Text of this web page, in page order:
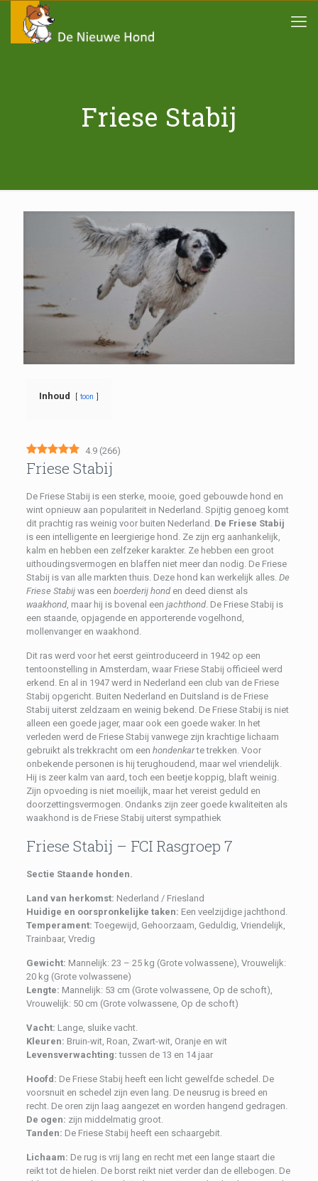
Friese Stabij
Inhoud toon
4.9 (266)
Friese Stabij
De Friese Stabij is een sterke, mooie, goed gebouwde hond en
wint opnieuw aan populariteit in Nederland. Spijtig genoeg komt
dit prachtig ras weinig voor buiten Nederland. De Friese Stabij
is een intelligente en leergierige hond. Ze zijn erg aanhankelijk,
kalm en hebben een zelfzeker karakter. Ze hebben een groot
uithoudingsvermogen en blaffen niet meer dan nodig. De Friese
Stabij is van alle markten thuis. Deze hond kan werkelijk alles. De
Friese Stabijwas een boerderij honden deed dienst als
waakhond, maar hij is bovenal een jachthond. De Friese Stabij is
een staande, opjagende en apporterende vogelhond,
mollenvanger en waakhond.
Dit ras werd voor het eerst geïntroduceerd in 1942 op een
tentoonstelling in Amsterdam, waar Friese Stabij officieel werd
erkend. En al in 1947 werd in Nederland een club van de Friese
Stabij opgericht. Buiten Nederland en Duitsland is de Friese
Stabij uiterst zeldzaam en weinig bekend. De Friese Stabij is niet
alleen een goede jager, maar ook een goede waker. In het
verleden werd de Friese Stabij vanwege zijn krachtige lichaam
gebruikt als trekkracht om een hondenkarte trekken. Voor
onbekende personen is hij terughoudend, maar wel vriendelijk.
Hij is zeer kalm van aard, toch een beetje koppig, blaft weinig.
Zijn opvoeding is niet moeilijk, maar het vereist geduld en
doorzettingsvermogen. Ondanks zijn zeer goede kwaliteiten als
waakhond is de Friese Stabij uiterst sympathiek
Friese Stabij – FCI Rasgroep 7
Sectie Staande honden.
Land van herkomst: Nederland / Friesland
Huidige en oorspronkelijke taken: Een veelzijdige jachthond.
Temperament: Toegewijd, Gehoorzaam, Geduldig, Vriendelijk,
Trainbaar, Vredig
Gewicht: Mannelijk: 23 – 25 kg (Grote volwassene), Vrouwelijk:
20 kg (Grote volwassene)
Lengte: Mannelijk: 53 cm (Grote volwassene, Op de schoft),
Vrouwelijk: 50 cm (Grote volwassene, Op de schoft)
Vacht: Lange, sluike vacht.
Kleuren: Bruin-wit, Roan, Zwart-wit, Oranje en wit
Levensverwachting: tussen de 13 en 14 jaar
Hoofd: De Friese Stabij heeft een licht gewelfde schedel. De
voorsnuit en schedel zijn even lang. De neusrug is breed en
recht. De oren zijn laag aangezet en worden hangend gedragen.
De ogen: zijn middelmatig groot.
Tanden: De Friese Stabij heeft een schaargebit.
Lichaam: De rug is vrij lang en recht met een lange staart die
reikt tot de hielen. De borst reikt niet verder dan de ellebogen. De